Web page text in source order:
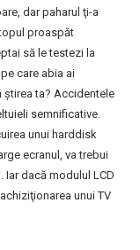
dar paharul ţi-a
proaspăt
să le testezi la
care abia ai
ştirea ta? Accidentele
semnificative.
unui harddisk
ecranul, va trebui
Iar dacă modulul LCD
unui TV